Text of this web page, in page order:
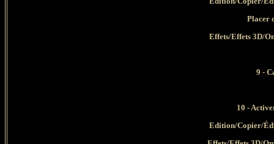
Placer
Effets/Effets 3D/
9 -
10 -
Edition/Copier/